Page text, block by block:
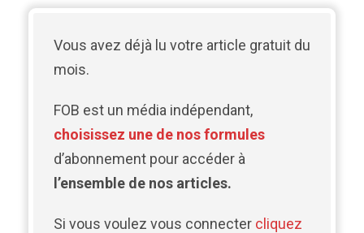
Vous avez déjà lu votre article gratuit du
mois.
FOB est un média indépendant,
choisissez une de nos formules
d’abonnement pour accéder à
l’ensemble de nos articles.
Si vous voulez vous connecter cliquez